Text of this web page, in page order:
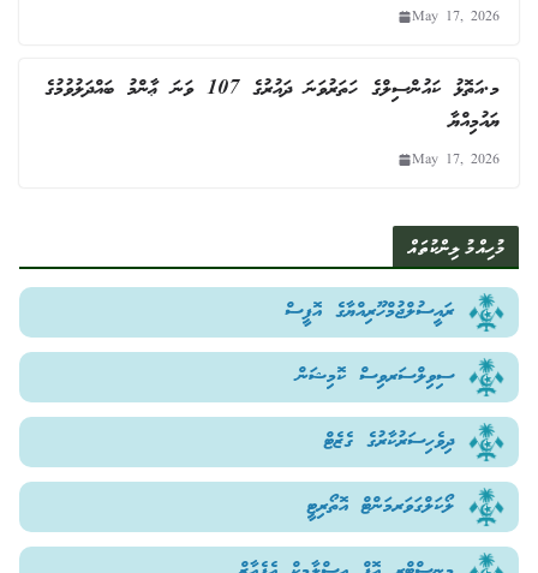
May 17, 2026
މ.އަތޮޅު ކައުންސިލްގެ ހަތަރުވަނަ ދައުރުގެ 107 ވަނަ ޢާންމު ބައްދަލުވުމުގެ
ޔައުމިއްޔާ
May 17, 2026
މުހިއްމު ލިންކުތައް
ރައީސުލްޖުމްހޫރިއްޔާގެ އޮފީސް
ސިވިލްސަރވިސް ކޮމިޝަން
ދިވެހިސަރުކާރުގެ ގެޒެޓް
ލޯކަލްގަވަރމަންޓް އޮތޯރިޓީ